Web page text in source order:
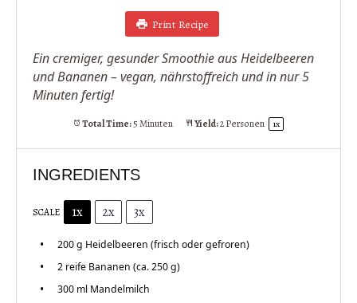
Print Recipe
Ein cremiger, gesunder Smoothie aus Heidelbeeren
und Bananen – vegan, nährstoffreich und in nur 5
Minuten fertig!
Total Time:5 Minuten Yield:2Personen 1x
INGREDIENTS
SCALE 1x 2x 3x
200 g Heidelbeeren (frisch oder gefroren)
2 reife Bananen (ca.250 g)
300 ml Mandelmilch